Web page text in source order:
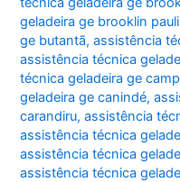
geladeira ge brooklin
ge butantã,assistência
assistência técnica
técnica geladeira ge
geladeira ge canindé,
carandiru,assistência
assistência técnica
assistência técnica
assistência técnica